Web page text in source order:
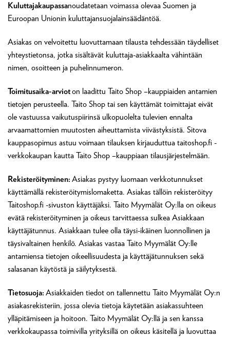
Kuluttajakaupassanoudatetaan voimassa olevaa Suomen ja
Euroopan Unionin kuluttajansuojalainsäädäntöä.
Asiakas on velvoitettu luovuttamaan tilausta tehdessään täydelliset
yhteystietonsa, jotka sisältävät kuluttaja-asiakkaalta vähintään
nimen, osoitteen ja puhelinnumeron.
Toimitusaika-arvioton laadittu Taito Shop –kauppiaiden antamien
tietojen perusteella. Taito Shop tai sen käyttämät toimittajat eivät
ole vastuussa vaikutuspiirinsä ulkopuolelta tulevien ennalta
arvaamattomien muutosten aiheuttamista viivästyksistä. Sitova
kauppasopimus astuu voimaan tilauksen kirjauduttua taitoshop.fi -
verkkokaupan kautta Taito Shop –kauppiaan tilausjärjestelmään.
Rekisteröityminen: Asiakas pystyy luomaan verkkotunnukset
käyttämällä rekisteröitymislomaketta. Asiakas tällöin rekisteröityy
Taitoshop.fi -sivuston käyttäjäksi. Taito Myymälät Oy:lla on oikeus
evätä rekisteröityminen ja oikeus tarvittaessa sulkea Asiakkaan
käyttäjätunnus. Asiakkaan tulee olla täysi-ikäinen luonnollinen ja
täysivaltainen henkilö. Asiakas vastaa Taito Myymälät Oy:lle
antamiensa tietojen oikeellisuudesta ja käyttäjätunnuksen sekä
salasanan käytöstä ja säilytyksestä.
Tietosuoja: Asiakkaiden tiedot on tallennettu Taito Myymälät Oy:n
asiakasrekisteriin, jossa olevia tietoja käytetään asiakassuhteen
ylläpitämiseen ja hoitoon. Taito Myymälät Oy:llä ja sen kanssa
verkkokaupassa toimivilla yrityksillä on oikeus käsitellä ja luovuttaa